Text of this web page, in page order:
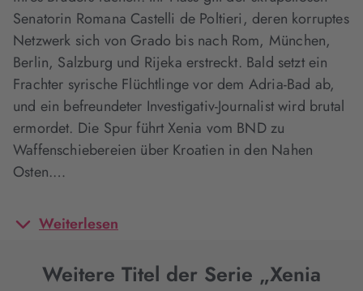
Senatorin Romana Castelli de Poltieri, deren korruptes
Netzwerk sich von Grado bis nach Rom, München,
Berlin, Salzburg und Rijeka erstreckt. Bald setzt ein
Frachter syrische Flüchtlinge vor dem Adria-Bad ab,
und ein befreundeter Investigativ-Journalist wird brutal
ermordet. Die Spur führt Xenia vom BND zu
Waffenschiebereien über Kroatien in den Nahen
Osten.…
Weiterlesen
Weitere Titel der Serie „Xenia